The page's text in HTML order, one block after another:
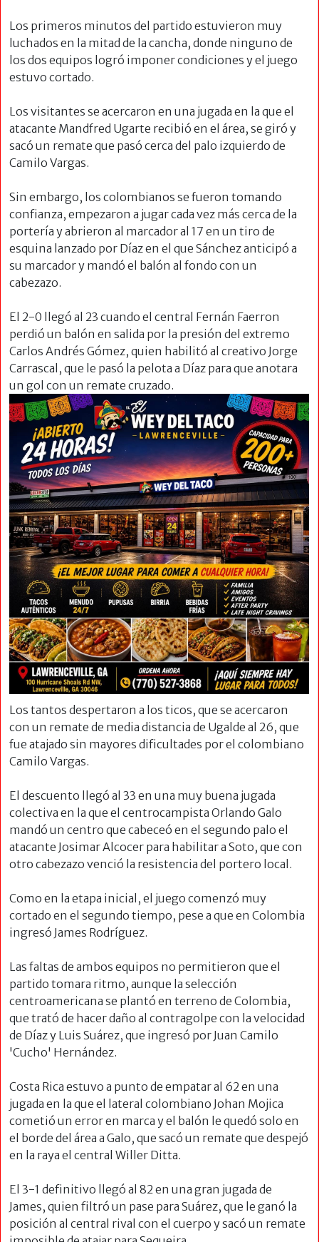
Los primeros minutos del partido estuvieron muy
luchados en la mitad de la cancha, donde ninguno de
los dos equipos logró imponer condiciones y el juego
estuvo cortado.
Los visitantes se acercaron en una jugada en la que el
atacante Mandfred Ugarte recibió en el área, se giró y
sacó un remate que pasó cerca del palo izquierdo de
Camilo Vargas.
Sin embargo, los colombianos se fueron tomando
confianza, empezaron a jugar cada vez más cerca de la
portería y abrieron al marcador al 17 en un tiro de
esquina lanzado por Díaz en el que Sánchez anticipó a
su marcador y mandó el balón al fondo con un
cabezazo.
El 2-0 llegó al 23 cuando el central Fernán Faerron
perdió un balón en salida por la presión del extremo
Carlos Andrés Gómez, quien habilitó al creativo Jorge
Carrascal, que le pasó la pelota a Díaz para que anotara
un gol con un remate cruzado.
Los tantos despertaron a los ticos, que se acercaron
con un remate de media distancia de Ugalde al 26, que
fue atajado sin mayores dificultades por el colombiano
Camilo Vargas.
El descuento llegó al 33 en una muy buena jugada
colectiva en la que el centrocampista Orlando Galo
mandó un centro que cabeceó en el segundo palo el
atacante Josimar Alcocer para habilitar a Soto, que con
otro cabezazo venció la resistencia del portero local.
Como en la etapa inicial, el juego comenzó muy
cortado en el segundo tiempo, pese a que en Colombia
ingresó James Rodríguez.
Las faltas de ambos equipos no permitieron que el
partido tomara ritmo, aunque la selección
centroamericana se plantó en terreno de Colombia,
que trató de hacer daño al contragolpe con la velocidad
de Díaz y Luis Suárez, que ingresó por Juan Camilo
'Cucho' Hernández.
Costa Rica estuvo a punto de empatar al 62 en una
jugada en la que el lateral colombiano Johan Mojica
cometió un error en marca y el balón le quedó solo en
el borde del área a Galo, que sacó un remate que despejó
en la raya el central Willer Ditta.
El 3-1 definitivo llegó al 82 en una gran jugada de
James, quien filtró un pase para Suárez, que le ganó la
posición al central rival con el cuerpo y sacó un remate